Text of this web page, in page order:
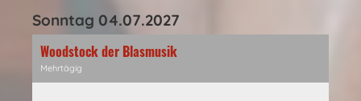
Sonntag 04.07.2027
Woodstock der Blasmusik
Mehrtägig